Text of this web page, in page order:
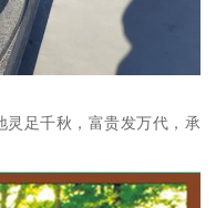
灵足千秋，富贵发万代，承